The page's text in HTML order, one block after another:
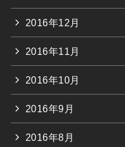
2016年12月
2016年11月
2016年10月
2016年9月
2016年8月